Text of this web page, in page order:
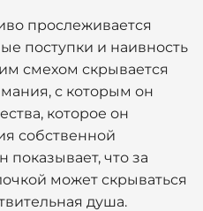
прослеживается
поступки и наивность
смехом скрывается
с которым он
которое он
собственной
показывает, что за
может скрываться
душа.